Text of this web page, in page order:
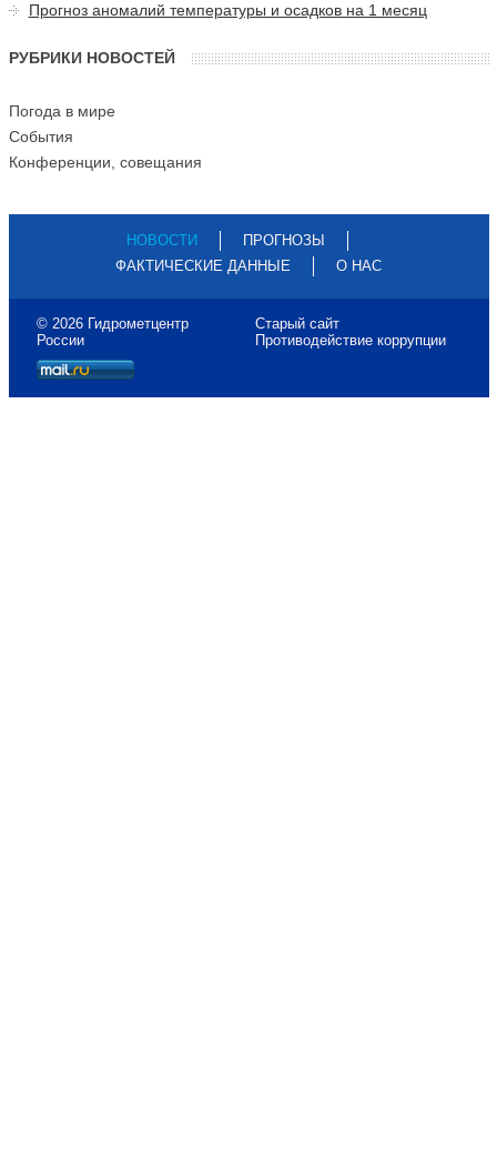
Прогноз аномалий температуры и осадков на 1 месяц
РУБРИКИ НОВОСТЕЙ
Погода в мире
События
Конференции, совещания
НОВОСТИ
ПРОГНОЗЫ
ФАКТИЧЕСКИЕ ДАННЫЕ
О НАС
© 2026 Гидрометцентр
России
Старый сайт
Противодействие коррупции